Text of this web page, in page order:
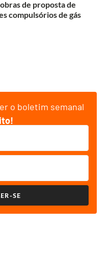
de proposta de
compulsórios de gás
o boletim semanal
SE